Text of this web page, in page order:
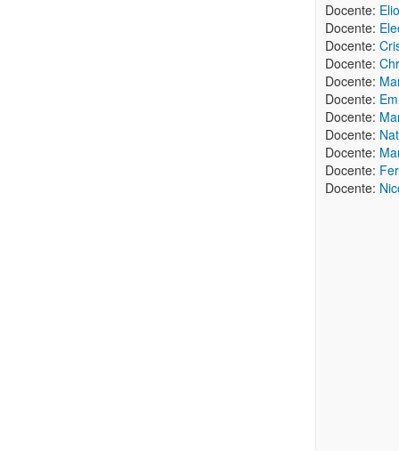
Docente:
Docente:
Docente:
Docente:
Docente:
Docente:
Docente:
Docente:
Docente:
Docente:
Docente: